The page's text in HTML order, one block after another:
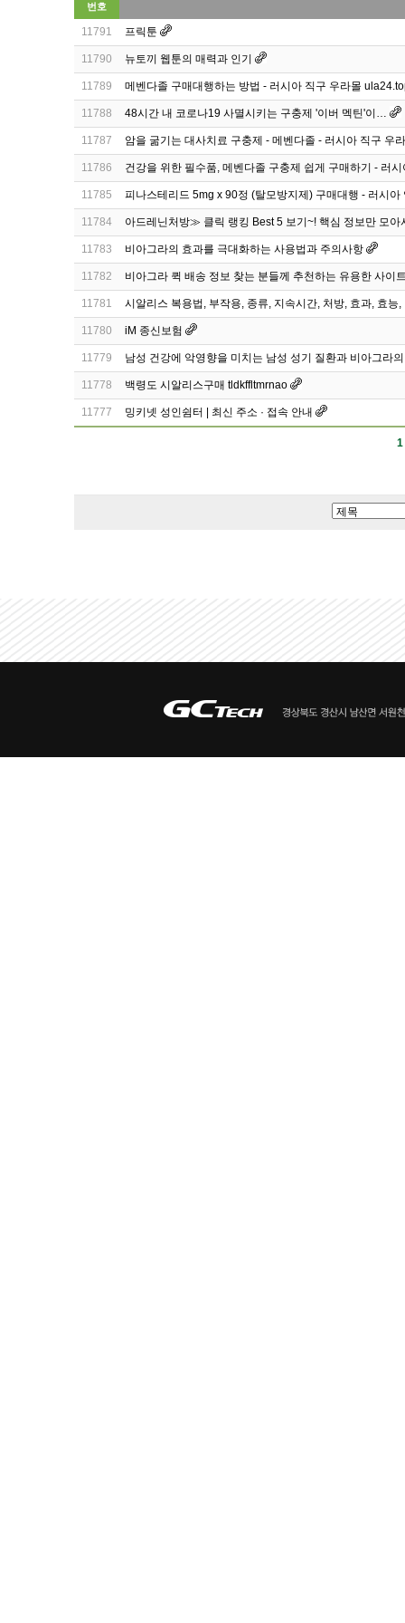
번호
11791 프릭툰
11790 뉴토끼 웹툰의 매력과 인기
11789 메벤다졸 구매대행하는 방법 - 러시아 직구 우라몰
11788 48시간 내 코로나19 사멸시키는 구충제 '이버 멕틴'이…
11787 암을 굶기는 대사치료 구충제 - 메벤다졸 - 러시아 직구 우
11786 건강을 위한 필수품, 메벤다졸 구충제 쉽게 구매하기 - 러
11785 피나스테리드 5mg x 90정 (탈모방지제) 구매대행 - 러시
11784 아드레닌처방≫ 클릭 랭킹 Best 5 보기~! 핵심 정보만 모
11783 비아그라의 효과를 극대화하는 사용법과 주의사항
11782 비아그라 퀵 배송 정보 찾는 분들께 추천하는 유용한 사이
11781 시알리스 복용법, 부작용, 종류, 지속시간, 처방, 효과, 효능
11780 iM 종신보험
11779 남성 건강에 악영향을 미치는 남성 성기 질환과 비아그라
11778 백령도 시알리스구매 tldkffltmrnao
11777 밍키넷 성인쉼터 | 최신 주소 · 접속 안내
1